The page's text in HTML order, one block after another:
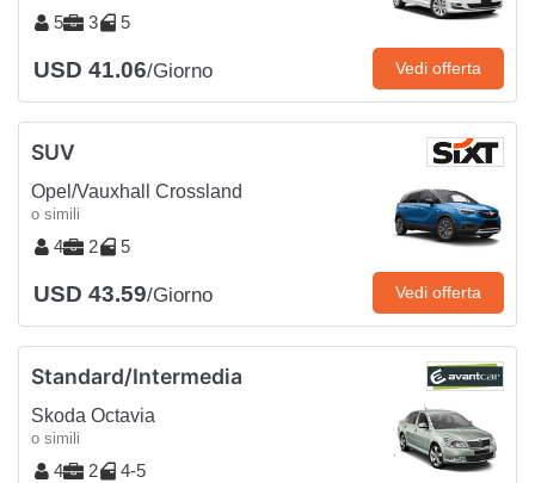
5 3 5
USD 41.06/Giorno Vedi offerta
SUV
Opel/Vauxhall Crossland
o simili
4 2 5
USD 43.59/Giorno Vedi offerta
Standard/Intermedia
Skoda Octavia
o simili
4 2 4-5